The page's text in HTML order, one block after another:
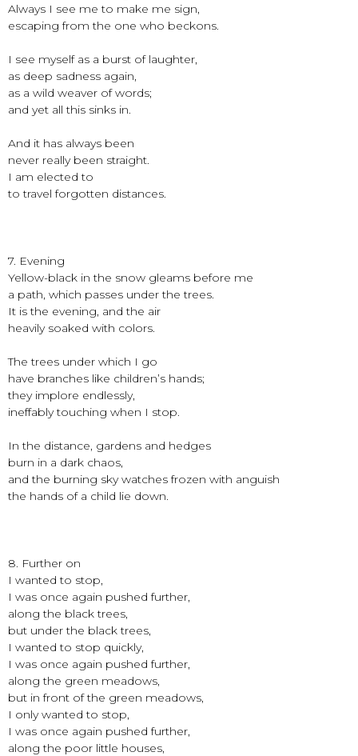
Always I see me to make me sign,
escaping from the one who beckons.
I see myself as a burst of laughter,
as deep sadness again,
as a wild weaver of words;
and yet all this sinks in.
And it has always been
never really been straight.
I am elected to
to travel forgotten distances.
7. Evening
Yellow-black in the snow gleams before me
a path, which passes under the trees.
It is the evening, and the air
heavily soaked with colors.
The trees under which I go
have branches like children’s hands;
they implore endlessly,
ineffably touching when I stop.
In the distance, gardens and hedges
burn in a dark chaos,
and the burning sky watches frozen with anguish
the hands of a child lie down.
8. Further on
I wanted to stop,
I was once again pushed further,
along the black trees,
but under the black trees,
I wanted to stop quickly,
I was once again pushed further,
along the green meadows,
but in front of the green meadows,
I only wanted to stop,
I was once again pushed further,
along the poor little houses,